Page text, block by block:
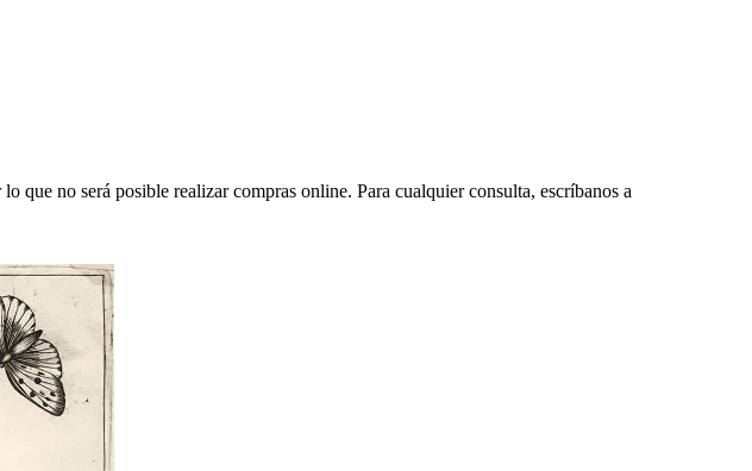
que no será posible realizar compras online. Para cualquier consulta, escríbanos a